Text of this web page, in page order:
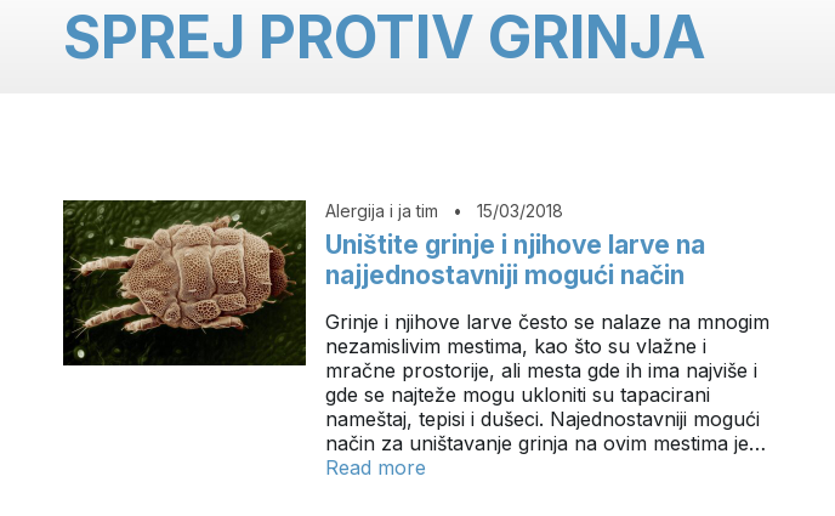
SPREJ PROTIV GRINJA
Alergija i ja tim • 15/03/2018
Uništite grinje i njihove larve na
najjednostavniji mogući način
Grinje i njihove larve često se nalaze na mnogim
nezamislivim mestima, kao što su vlažne i
mračne prostorije, ali mesta gde ih ima najviše i
gde se najteže mogu ukloniti su tapacirani
nameštaj, tepisi i dušeci. Najednostavniji mogući
način za uništavanje grinja na ovim mestima je…
Read more